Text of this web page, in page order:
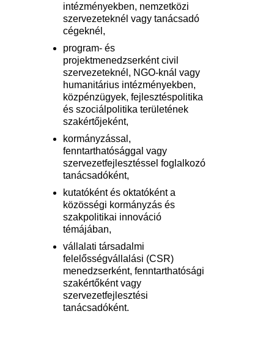
intézményekben, nemzetközi
szervezeteknél vagy tanácsadó
cégeknél,
program- és
projektmenedzserként civil
szervezeteknél, NGO-knál vagy
humanitárius intézményekben,
közpénzügyek, fejlesztéspolitika
és szociálpolitika területének
szakértőjeként,
kormányzással,
fenntarthatósággal vagy
szervezetfejlesztéssel foglalkozó
tanácsadóként,
kutatóként és oktatóként a
közösségi kormányzás és
szakpolitikai innováció
témájában,
vállalati társadalmi
felelősségvállalási (CSR)
menedzserként, fenntarthatósági
szakértőként vagy
szervezetfejlesztési
tanácsadóként.